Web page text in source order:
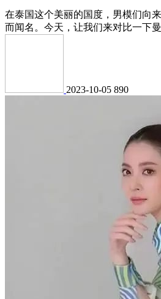
在泰国这个美丽的国度，男模们向
而闻名。今天，让我们来对比一下
2023-10-05 890